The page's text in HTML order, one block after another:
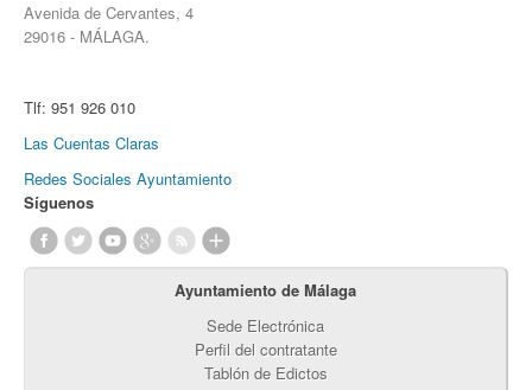
Avenida de Cervantes, 4
29016 - MÁLAGA.
Tlf: 951 926 010
Las Cuentas Claras
Redes Sociales Ayuntamiento
Síguenos
Ayuntamiento de Málaga
Sede Electrónica
Perfil del contratante
Tablón de Edictos